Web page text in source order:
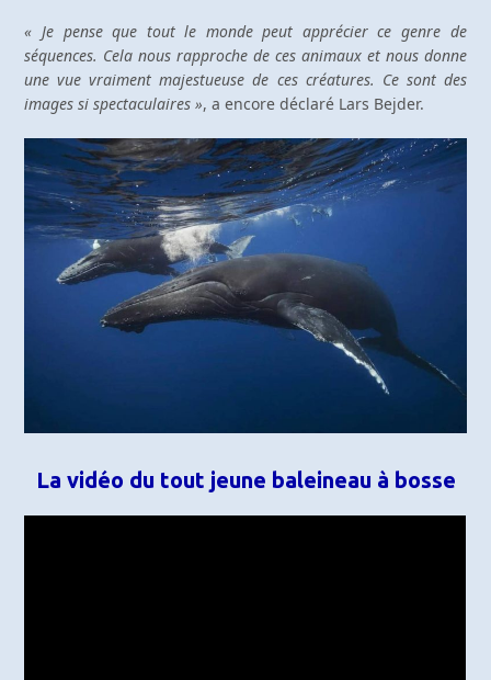
« Je pense que tout le monde peut apprécier ce genre de
séquences. Cela nous rapproche de ces animaux et nous donne
une vue vraiment majestueuse de ces créatures. Ce sont des
images si spectaculaires », a encore déclaré Lars Bejder.
La vidéo du tout jeune baleineau à bosse